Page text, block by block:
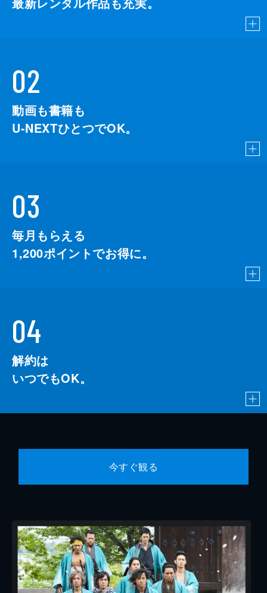
02
動画も書籍も
U-NEXTひとつでOK。
03
毎月もらえる
1,200ポイントでお得に。
04
解約は
いつでもOK。
今すぐ観る